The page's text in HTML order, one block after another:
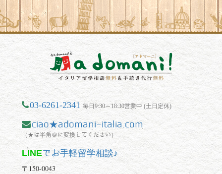
03-6261-2341 毎日9:30～18:30営業中 (土日定休)
ciao★adomani-italia.com
（★は半角＠に変換してください）
LINEでお手軽留学相談♪
〒150-0043